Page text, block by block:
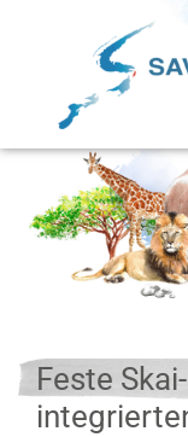
Feste